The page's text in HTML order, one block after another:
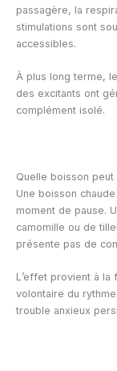
passagère, la
stimulations sont
accessibles.
À plus long terme,
des excitants ont
complément isolé.
Quelle boisson
Une boisson
moment de pause.
camomille ou de
présente pas de
L’effet provient à
volontaire du
trouble anxieux